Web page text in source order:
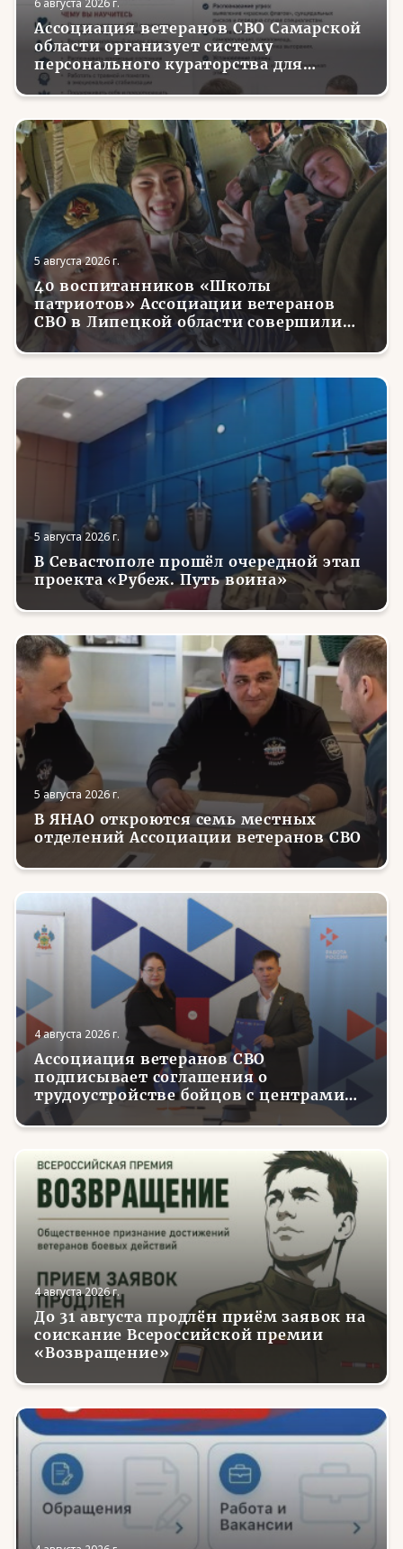
6 августа 2026 г.
Ассоциация ветеранов СВО Самарской
области организует систему
персонального кураторства для
трудоустройства и социализации
вернувшихся с фронта бойцов
5 августа 2026 г.
40 воспитанников «Школы
патриотов» Ассоциации ветеранов
СВО в Липецкой области совершили
первые парашютные прыжки
5 августа 2026 г.
В Севастополе прошёл очередной этап
проекта «Рубеж. Путь воина»
5 августа 2026 г.
В ЯНАО откроются семь местных
отделений Ассоциации ветеранов СВО
4 августа 2026 г.
Ассоциация ветеранов СВО
подписывает соглашения о
трудоустройстве бойцов с центрами
занятости в регионах России
4 августа 2026 г.
До 31 августа продлён приём заявок на
соискание Всероссийской премии
«Возвращение»